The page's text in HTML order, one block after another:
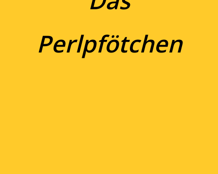
Perlpfötchen